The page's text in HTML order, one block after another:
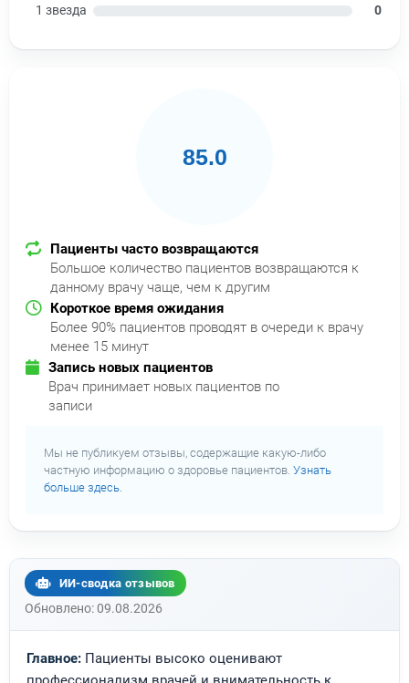
1 звезда 0
85.0
Пациенты часто возвращаются
Большое количество пациентов возвращаются к
данному врачу чаще, чем к другим
Короткое время ожидания
Более 90% пациентов проводят в очереди к врачу
менее 15 минут
Запись новых пациентов
Врач принимает новых пациентов по
записи
Мы не публикуем отзывы, содержащие какую-либо
частную информацию о здоровье пациентов. Узнать
больше здесь.
ИИ-сводка отзывов
Обновлено: 09.08.2026
Главное: Пациенты высоко оценивают